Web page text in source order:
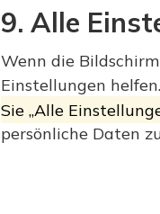
9. Alle
Wenn die
Einstellungen
Sie „Alle
persönliche Daten